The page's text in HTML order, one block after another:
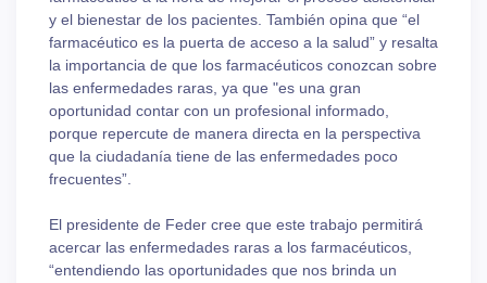
y el bienestar de los pacientes. También opina que “el
farmacéutico es la puerta de acceso a la salud” y resalta
la importancia de que los farmacéuticos conozcan sobre
las enfermedades raras, ya que "es una gran
oportunidad contar con un profesional informado,
porque repercute de manera directa en la perspectiva
que la ciudadanía tiene de las enfermedades poco
frecuentes”.
El presidente de Feder cree que este trabajo permitirá
acercar las enfermedades raras a los farmacéuticos,
“entendiendo las oportunidades que nos brinda un